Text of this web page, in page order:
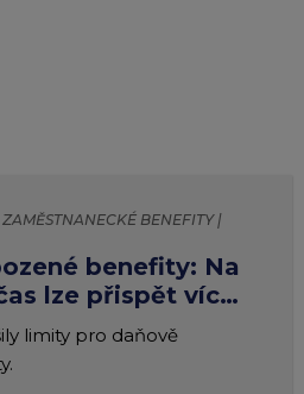
BENEFITY |
benefity: Na
lze přispět víc
limity pro daňově